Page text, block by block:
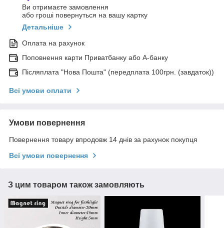
Ви отримаєте замовлення
або гроші повернуться на вашу картку
Детальніше
Оплата на рахунок
Поповнення карти Приватбанку або А-банку
Післяплата "Нова Пошта" (передплата 100грн. (завдаток))
Всі умови оплати
Умови повернення
Повернення товару впродовж 14 днів за рахунок покупця
Всі умови повернення
З цим товаром також замовляють